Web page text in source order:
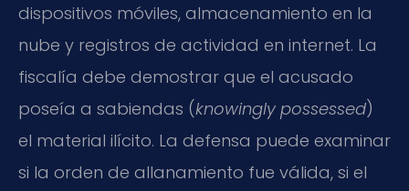
dispositivos móviles, almacenamiento en la
nube y registros de actividad en internet. La
fiscalía debe demostrar que el acusado
poseía a sabiendas (knowingly possessed)
el material ilícito. La defensa puede examinar
si la orden de allanamiento fue válida, si el